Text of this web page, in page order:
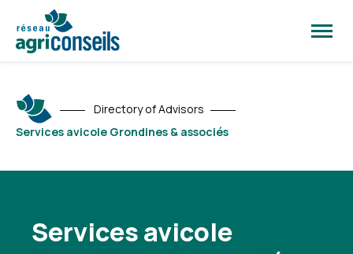
site
Directory of Advisors
Services avicole Grondines & associés
Services avicole